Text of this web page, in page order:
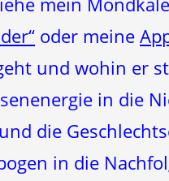
oder meine
und wohin er
in die
die
in die